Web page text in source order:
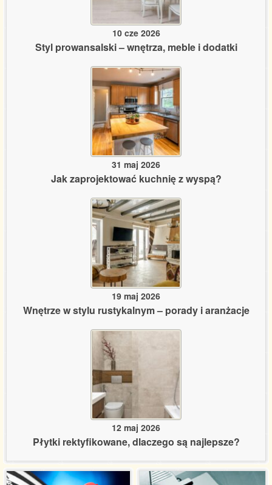
10 cze 2026
Styl prowansalski – wnętrza, meble i dodatki
31 maj 2026
Jak zaprojektować kuchnię z wyspą?
19 maj 2026
Wnętrze w stylu rustykalnym – porady i aranżacje
12 maj 2026
Płytki rektyfikowane, dlaczego są najlepsze?